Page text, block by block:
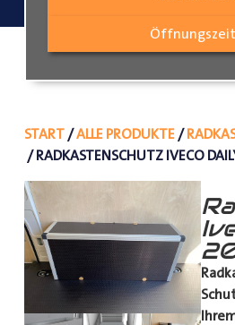
START/ALLE PRODUKTE/
/ RADKASTENSCHUTZ IVECO